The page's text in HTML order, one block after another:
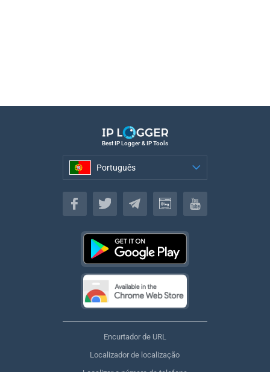
Best IP Logger & IP Tools
Português
Português
Encurtador de URL
Localizador de localização